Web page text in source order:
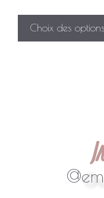
Choix des options